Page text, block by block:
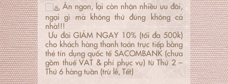
Ăn ngon, lại còn nhận nhiều ưu đãi,
ngại gì mà không thử đúng không cả
nhà!!!
Ưu đãi GIẢM NGAY 10% (tối đa 500k)
cho khách hàng thanh toán trực tiếp bằng
thẻ tín dụng quốc tế SACOMBANK (chưa
gồm thuế VAT & phí phục vụ) từ Thứ 2 –
Thứ 6 hàng tuần (trừ lễ, Tết)